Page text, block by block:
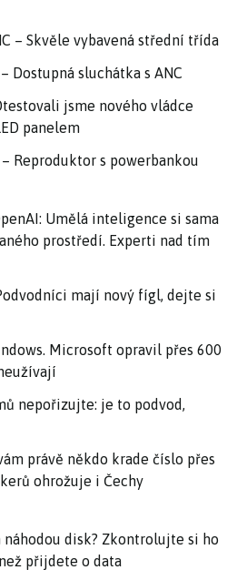
– Skvěle vybavená střední třída
Dostupná sluchátka s ANC
jsme nového vládce
panelem
– Reproduktor s powerbankou
Umělá inteligence si sama
prostředí. Experti nad tím
mají nový fígl, dejte si
Microsoft opravil přes 600
nepořizujte: je to podvod,
právě někdo krade číslo přes
ohrožuje i Čechy
disk? Zkontrolujte si ho
přijdete o data